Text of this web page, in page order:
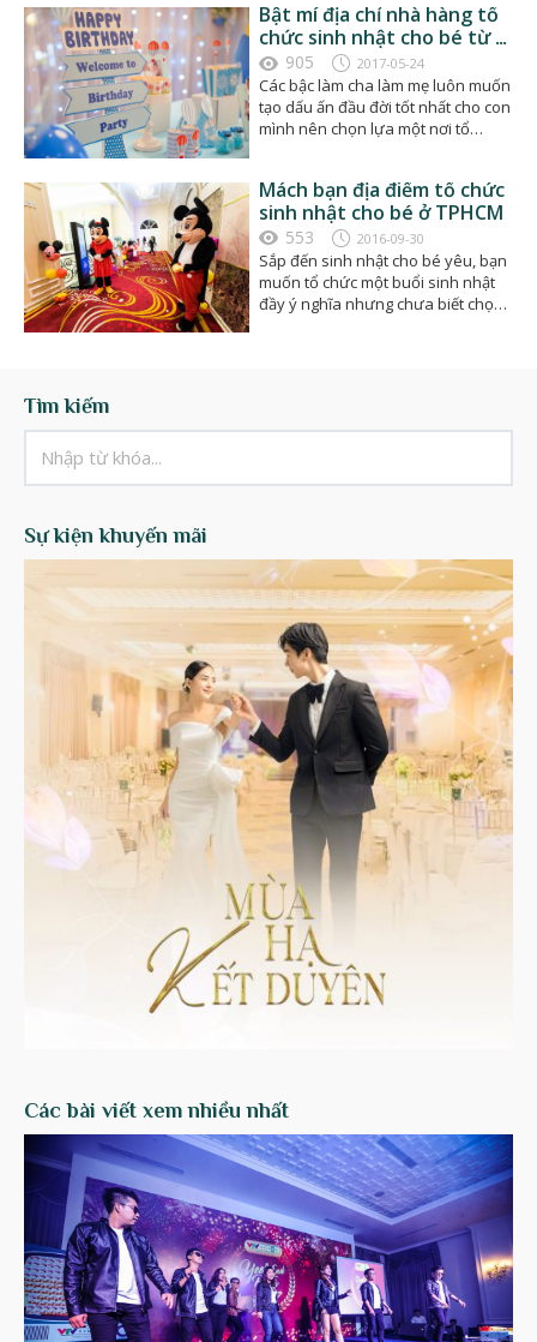
Bật mí địa chỉ nhà hàng tổ
chức sinh nhật cho bé từ 1
đến 10 tuổi tại TPHCM
905 2017-05-24
Các bậc làm cha làm mẹ luôn muốn
tạo dấu ấn đầu đời tốt nhất cho con
mình nên chọn lựa một nơi tổ
Mách bạn địa điểm tổ chức
sinh nhật cho bé ở TPHCM
553 2016-09-30
Sắp đến sinh nhật cho bé yêu, bạn
muốn tổ chức một buổi sinh nhật
đầy ý nghĩa nhưng chưa biết chọn
Tìm kiếm
Sự kiện khuyến mãi
Các bài viết xem nhiều nhất